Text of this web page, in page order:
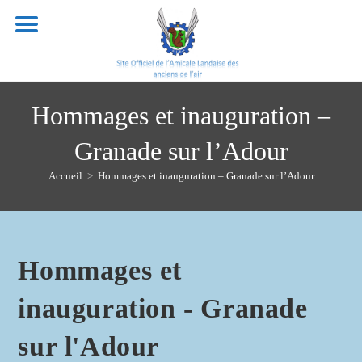
Hommages et inauguration –
Granade sur l’Adour
Accueil > Hommages et inauguration – Granade sur l’Adour
Hommages et
inauguration - Granade
sur l'Adour